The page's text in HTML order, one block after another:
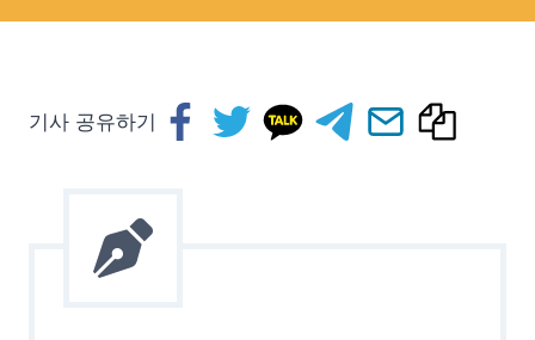
기사 공유하기